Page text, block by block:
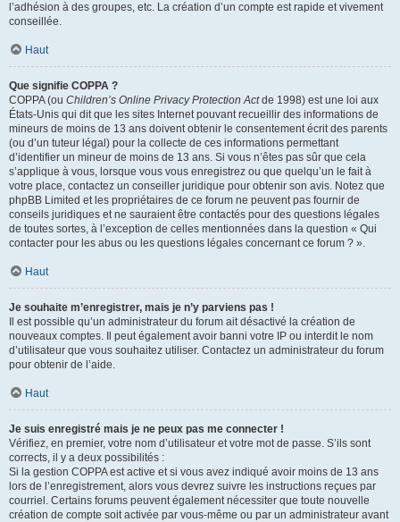
l’adhésion à des groupes, etc. La création d’un compte est rapide et vivement
conseillée.
Haut
Que signifie COPPA ?
COPPA (ou Children’s Online Privacy Protection Actde 1998) est une loi aux
États-Unis qui dit que les sites Internet pouvant recueillir des informations de
mineurs de moins de 13 ans doivent obtenir le consentement écrit des parents
(ou d’un tuteur légal) pour la collecte de ces informations permettant
d’identifier un mineur de moins de 13 ans. Si vous n’êtes pas sûr que cela
s’applique à vous, lorsque vous vous enregistrez ou que quelqu’un le fait à
votre place, contactez un conseiller juridique pour obtenir son avis. Notez que
phpBB Limited et les propriétaires de ce forum ne peuvent pas fournir de
conseils juridiques et ne sauraient être contactés pour des questions légales
de toutes sortes, à l’exception de celles mentionnées dans la question « Qui
contacter pour les abus ou les questions légales concernant ce forum ? ».
Haut
Je souhaite m’enregistrer, mais je n’y parviens pas !
Il est possible qu’un administrateur du forum ait désactivé la création de
nouveaux comptes. Il peut également avoir banni votre IP ou interdit le nom
d’utilisateur que vous souhaitez utiliser. Contactez un administrateur du forum
pour obtenir de l’aide.
Haut
Je suis enregistré mais je ne peux pas me connecter !
Vérifiez, en premier, votre nom d’utilisateur et votre mot de passe. S’ils sont
corrects, il y a deux possibilités :
Si la gestion COPPA est active et si vous avez indiqué avoir moins de 13 ans
lors de l’enregistrement, alors vous devrez suivre les instructions reçues par
courriel. Certains forums peuvent également nécessiter que toute nouvelle
création de compte soit activée par vous-même ou par un administrateur avant